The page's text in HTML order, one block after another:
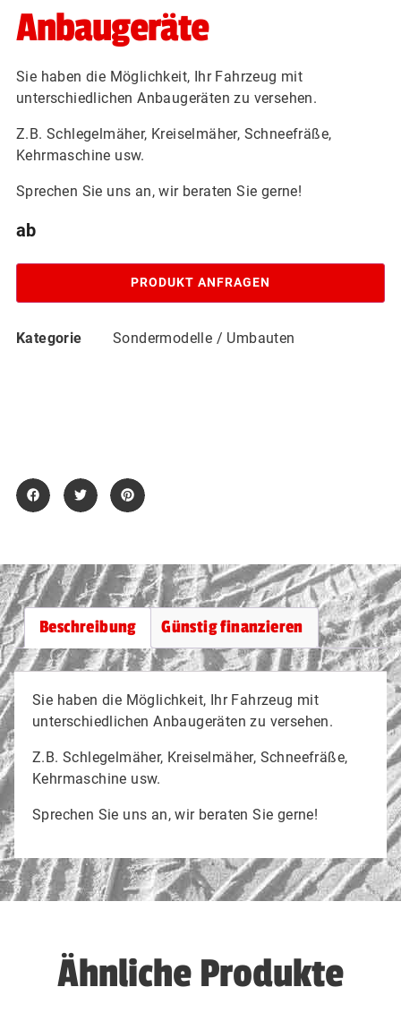
Anbaugeräte
Sie haben die Möglichkeit, Ihr Fahrzeug mit
unterschiedlichen Anbaugeräten zu versehen.
Z.B. Schlegelmäher, Kreiselmäher, Schneefräße,
Kehrmaschine usw.
Sprechen Sie uns an, wir beraten Sie gerne!
PRODUKT ANFRAGEN
Kategorie Sondermodelle / Umbauten
Beschreibung Günstig finanzieren
Sie haben die Möglichkeit, Ihr Fahrzeug mit
unterschiedlichen Anbaugeräten zu versehen.
Z.B. Schlegelmäher, Kreiselmäher, Schneefräße,
Kehrmaschine usw.
Sprechen Sie uns an, wir beraten Sie gerne!
Ähnliche Produkte